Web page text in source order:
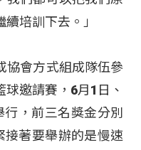
培訓下去。」
協會方式組成隊伍參
邀請賽，6月1日、
，前三名獎金分別
著要舉辦的是慢速